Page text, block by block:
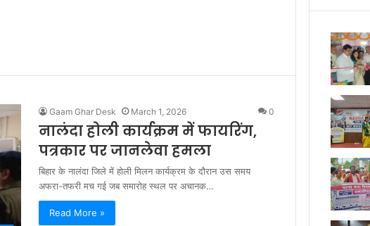
Gaam Ghar Desk March 1, 2026 0
नालंदा होली कार्यक्रम में फायरिंग,
पत्रकार पर जानलेवा हमला
बिहार के नालंदा जिले में होली मिलन कार्यक्रम के दौरान उस समय
अफरा-तफरी मच गई जब समारोह स्थल पर अचानक…
Read More »